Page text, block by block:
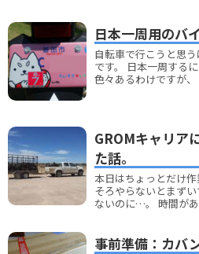
日本一周用のバ
自転車で行こうと思
です。 日本一周する
色々あるわけですが
GROMキャリア
た話。
本日はちょっとだけ
そろやらないとまず
ないのに…。 時間が
事前準備：カバ